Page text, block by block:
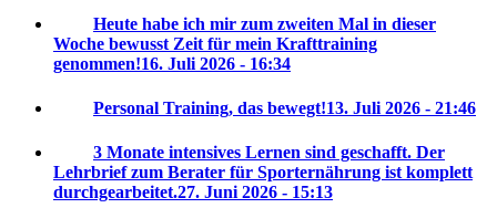
Heute habe ich mir zum zweiten Mal in dieser
Woche bewusst Zeit für mein Krafttraining
genommen!16. Juli 2026 - 16:34
Personal Training, das bewegt!13. Juli 2026 - 21:46
3 Monate intensives Lernen sind geschafft. Der
Lehrbrief zum Berater für Sporternährung ist komplett
durchgearbeitet.27. Juni 2026 - 15:13